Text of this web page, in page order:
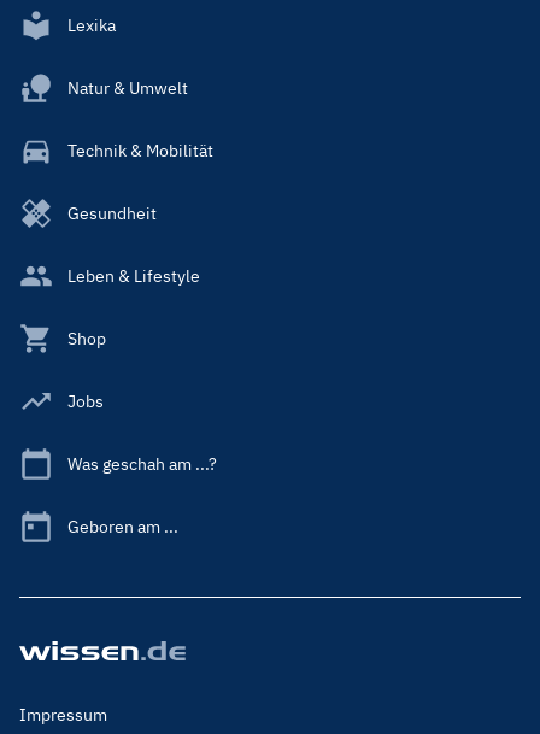
Lexika
Natur & Umwelt
Technik & Mobilität
Gesundheit
Leben & Lifestyle
Shop
Jobs
Was geschah am ...?
Geboren am ...
Footer
Impressum